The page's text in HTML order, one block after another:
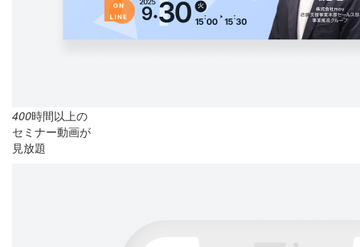
400時間以上の
セミナー動画が
見放題